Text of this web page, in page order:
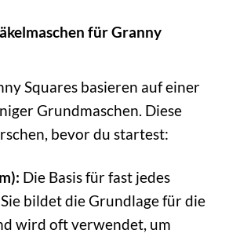
für Granny
Squares basieren auf einer
Grundmaschen. Diese
bevor du startest:
Die Basis für fast jedes
bildet die Grundlage für die
wird oft verwendet, um